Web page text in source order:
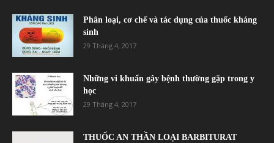
Phân loại, cơ chế và tác dụng của thuốc kháng
sinh
29 Tháng 4, 2017
Những vi khuẩn gây bệnh thường gặp trong y
học
29 Tháng 4, 2017
THUỐC AN THẦN LOẠI BARBITURAT